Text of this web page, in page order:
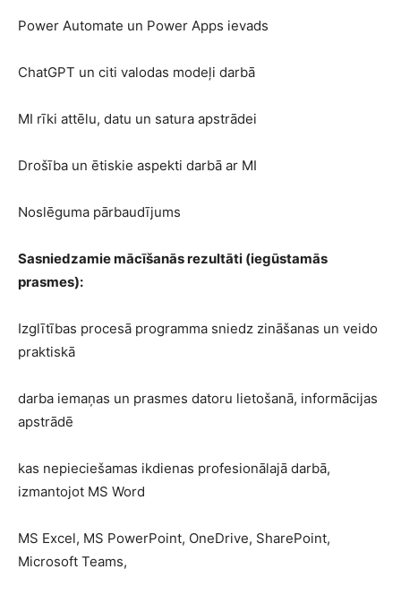
Power Automate un Power Apps ievads
ChatGPT un citi valodas modeļi darbā
MI rīki attēlu, datu un satura apstrādei
Drošība un ētiskie aspekti darbā ar MI
Noslēguma pārbaudījums
Sasniedzamie mācīšanās rezultāti (iegūstamās
prasmes):
Izglītības procesā programma sniedz zināšanas un veido
praktiskā
darba iemaņas un prasmes datoru lietošanā, informācijas
apstrādē
kas nepieciešamas ikdienas profesionālajā darbā,
izmantojot MS Word
MS Excel, MS PowerPoint, OneDrive, SharePoint,
Microsoft Teams,